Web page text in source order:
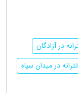
در آزادگان
در میدان سپاه